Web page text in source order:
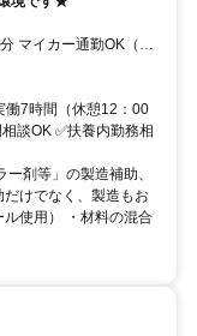
7時間（休憩12：00
談OK ✅扶養内勤務相
剤等」の製造補助、
けでなく、製造もお
使用） ・材料の混合